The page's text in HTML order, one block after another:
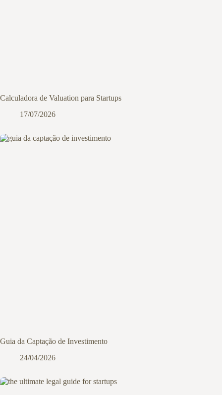
Calculadora de Valuation para Startups
17/07/2026
Guia da Captação de Investimento
24/04/2026